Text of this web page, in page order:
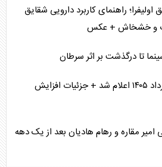
راهنمای کاربرد دارویی شقایق
و خشخاش + عکس
تا درگذشت بر اثر سرطان
قیمت جدید سایپا ۱۵۱ مرداد ۱۴۰۵ اعلام شد + جزئیات افزایش
امیر مقاره و رهام هادیان بعد از یک دهه